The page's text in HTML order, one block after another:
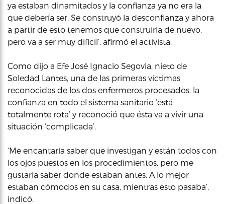
ya estaban dinamitados y la confianza ya no era la
que debería ser. Se construyó la desconfianza y ahora
a partir de esto tenemos que construirla de nuevo,
pero va a ser muy difícil’, afirmó el activista.
Como dijo a Efe José Ignacio Segovia, nieto de
Soledad Lantes, una de las primeras víctimas
reconocidas de los dos enfermeros procesados, la
confianza en todo el sistema sanitario ‘está
totalmente rota’ y reconoció que ésta va a vivir una
situación ‘complicada’.
‘Me encantaría saber que investigan y están todos con
los ojos puestos en los procedimientos, pero me
gustaría saber donde estaban antes. A lo mejor
estaban cómodos en su casa, mientras esto pasaba’,
indicó.